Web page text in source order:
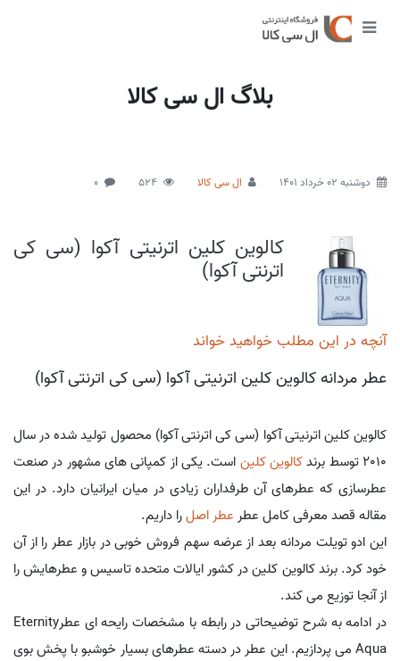
بلاگ ال سی کالا
دوشنبه 02 خرداد 1401 ال سی کالا 524
0
کالوین کلین اترنیتی آکوا (سی کی
اترنتی آکوا)
آنچه در این مطلب خواهید خواند
عطر مردانه کالوین کلین اترنیتی آکوا (سی کی اترنتی آکوا)
کالوین کلین اترنیتی آکوا (سی کی اترنتی آکوا) محصول تولید شده در سال
2010 توسط برند
کالوین کلین است. یکی از کمپانی های مشهور در صنعت
عطرسازی که عطرهای آن طرفداران زیادی در میان ایرانیان دارد. در این
مقاله قصد معرفی کامل عطر عطر اصلرا داریم.
این ادو تویلت مردانه بعد از عرضه سهم فروش خوبی در بازار عطر را از آن
خود کرد. برند کالوین کلین در کشور ایالات متحده تاسیس و عطرهایش را
از آنجا توزیع می کند.
در ادامه به شرح توضیحاتی در رابطه با مشخصات رایحه ای عطرEternity
Aqua می پردازیم. این عطر در دسته عطرهای بسیار خوشبو با پخش بوی